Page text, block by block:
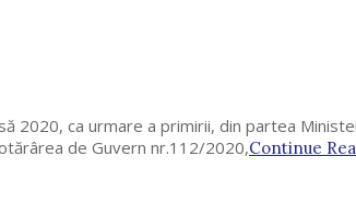
2020, ca urmare a primirii, din partea
de Guvern nr.112/2020,Continue